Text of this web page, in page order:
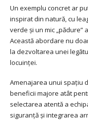
Un exemplu concret ar
inspirat din natură, cu
verde și un mic
Această abordare nu
la dezvoltarea unei
locuinței.
Amenajarea unui spațiu
beneficii majore atât
selectarea atentă a
siguranță și integrarea